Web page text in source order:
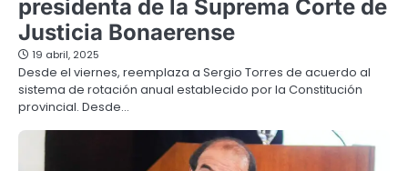
presidenta de la Suprema Corte de
Justicia Bonaerense
19 abril, 2025
Desde el viernes, reemplaza a Sergio Torres de acuerdo al
sistema de rotación anual establecido por la Constitución
provincial. Desde…